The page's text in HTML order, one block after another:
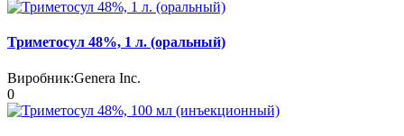
Триметосул 48%, 1 л. (оральный)
Виробник:Genera Inc.
0